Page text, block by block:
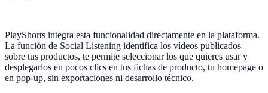
PlayShorts integra esta funcionalidad directamente en la plataforma.
La función de Social Listening identifica los vídeos publicados
sobre tus productos, te permite seleccionar los que quieres usar y
desplegarlos en pocos clics en tus fichas de producto, tu homepage o
en pop-up, sin exportaciones ni desarrollo técnico.